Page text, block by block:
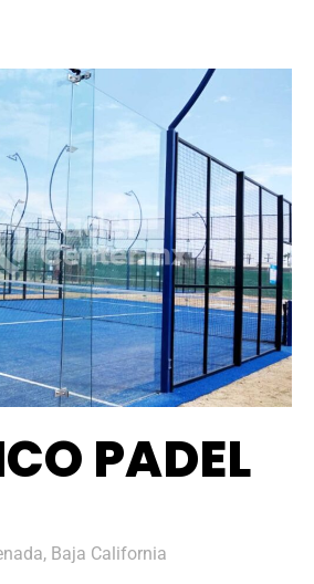
PADEL
Baja California